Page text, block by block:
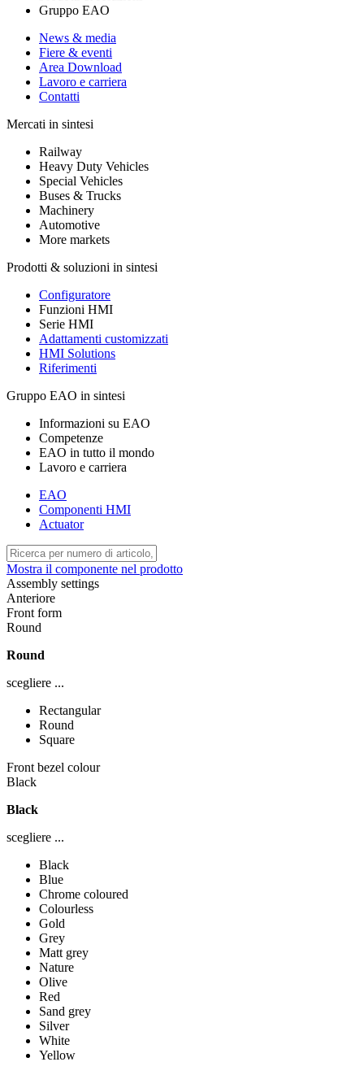
Gruppo EAO
News & media
Fiere & eventi
Area Download
Lavoro e carriera
Contatti
Mercati in sintesi
Railway
Heavy Duty Vehicles
Special Vehicles
Buses & Trucks
Machinery
Automotive
More markets
Prodotti & soluzioni in sintesi
Configuratore
Funzioni HMI
Serie HMI
Adattamenti customizzati
HMI Solutions
Riferimenti
Gruppo EAO in sintesi
Informazioni su EAO
Competenze
EAO in tutto il mondo
Lavoro e carriera
EAO
Componenti HMI
Actuator
Mostra il componente nel prodotto
Assembly settings
Anteriore
Front form
Round
Round
scegliere ...
Rectangular
Round
Square
Front bezel colour
Black
Black
scegliere ...
Black
Blue
Chrome coloured
Colourless
Gold
Grey
Matt grey
Nature
Olive
Red
Sand grey
Silver
White
Yellow